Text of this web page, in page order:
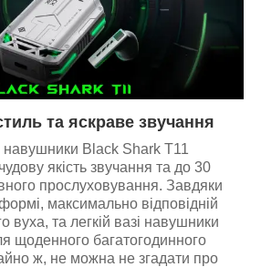
та яскраве звучання
навушники Black Shark T11
якість звучання та до 30
прослуховування. Завдяки
максимально відповідній
вуха, та легкій вазі навушники
щоденного багатогодинного
ж, не можна не згадати про